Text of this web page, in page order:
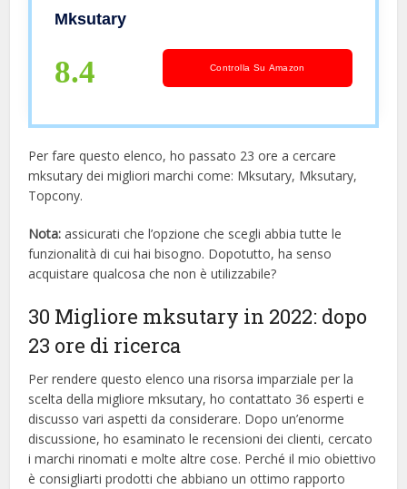
Luce a LED e Protezione in Rete di
Elettrica Zanzare
Mksutary
8.4 Controlla Su Amazon
Per fare questo elenco, ho passato 23 ore a cercare
mksutary dei migliori marchi come: Mksutary, Mksutary,
Topcony.
Nota: assicurati che l’opzione che scegli abbia tutte le
funzionalità di cui hai bisogno. Dopotutto, ha senso
acquistare qualcosa che non è utilizzabile?
30 Migliore mksutary in 2022: dopo
23 ore di ricerca
Per rendere questo elenco una risorsa imparziale per la
scelta della migliore mksutary, ​​ho contattato 36 esperti e
discusso vari aspetti da considerare. Dopo un’enorme
discussione, ho esaminato le recensioni dei clienti, cercato
i marchi rinomati e molte altre cose. Perché il mio obiettivo
è consigliarti prodotti che abbiano un ottimo rapporto